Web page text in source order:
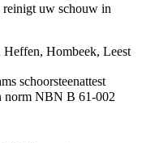
reinigt uw schouw in
Hombeek, Leest
schoorsteenattest
norm NBN B 61-002